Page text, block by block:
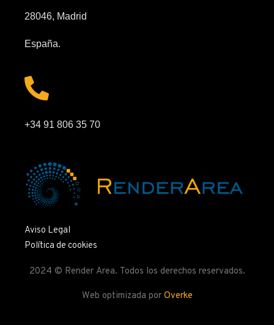
28046, Madrid
España.
+34 91 806 35 70
Aviso Legal
Política de cookies
2024 © Render Area. Todos los derechos reservados.
Web optimizada por Overke